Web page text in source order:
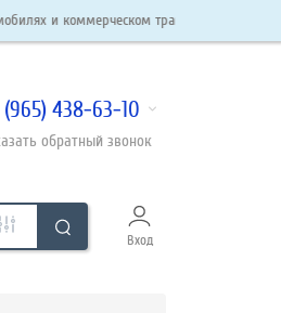
транспорте. Автостекла в
(965) 438-63-10
обратный звонок
Вход